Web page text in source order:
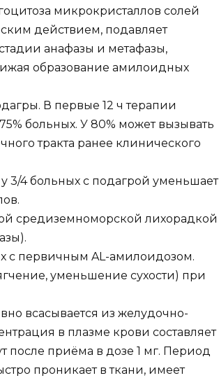
микрокристаллов солей
действием, подавляет
анафазы и метафазы,
образование амилоидных
В первые 12 ч терапии
больных. У 80% может вызывать
тракта ранее клинического
3/4 больных с подагрой уменьшает
средиземноморской лихорадкой
с первичным AL-амилоидозом.
уменьшение сухости) при
всасывается из желудочно-
в плазме крови составляет
после приёма в дозе 1 мг. Период
проникает в ткани, имеет